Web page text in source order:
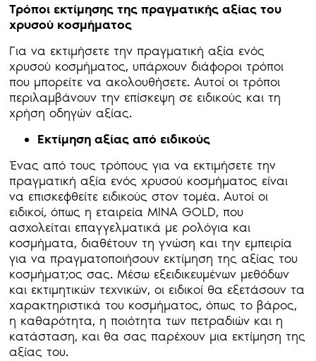
Τρόποι εκτίμησης της πραγματικής αξίας του
χρυσού κοσμήματος
Για να εκτιμήσετε την πραγματική αξία ενός
χρυσού κοσμήματος, υπάρχουν διάφοροι τρόποι
που μπορείτε να ακολουθήσετε. Αυτοί οι τρόποι
περιλαμβάνουν την επίσκεψη σε ειδικούς και τη
χρήση οδηγών αξίας.
Εκτίμηση αξίας από ειδικούς
Ένας από τους τρόπους για να εκτιμήσετε την
πραγματική αξία ενός χρυσού κοσμήματος είναι
να επισκεφθείτε ειδικούς στον τομέα. Αυτοί οι
ειδικοί, όπως η εταιρεία MINA GOLD, που
ασχολείται επαγγελματικά με ρολόγια και
κοσμήματα, διαθέτουν τη γνώση και την εμπειρία
για να πραγματοποιήσουν εκτίμηση της αξίας του
κοσμήματ;oς σας. Μέσω εξειδικευμένων μεθόδων
και εκτιμητικών τεχνικών, οι ειδικοί θα εξετάσουν τα
χαρακτηριστικά του κοσμήματος, όπως το βάρος,
η καθαρότητα, η ποιότητα των πετραδιών και η
κατάσταση, και θα σας παρέχουν μια εκτίμηση της
αξίας του.